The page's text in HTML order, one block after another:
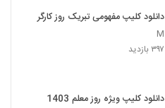
دانلود کلیپ مفهومی تبریک روز کارگر
M
۳۹۷ بازدید
دانلود کلیپ ویژه روز معلم 1403